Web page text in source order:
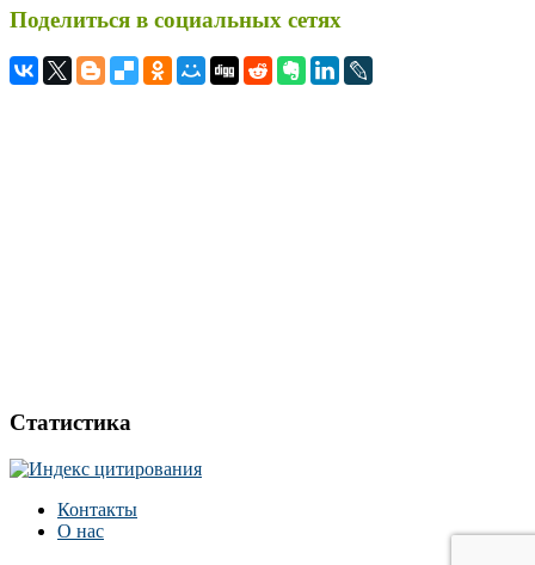
Поделиться в социальных сетях
Статистика
Контакты
О нас